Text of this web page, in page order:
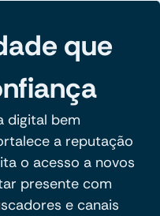
que
digital bem
a reputação
o acesso a novos
presente com
e canais